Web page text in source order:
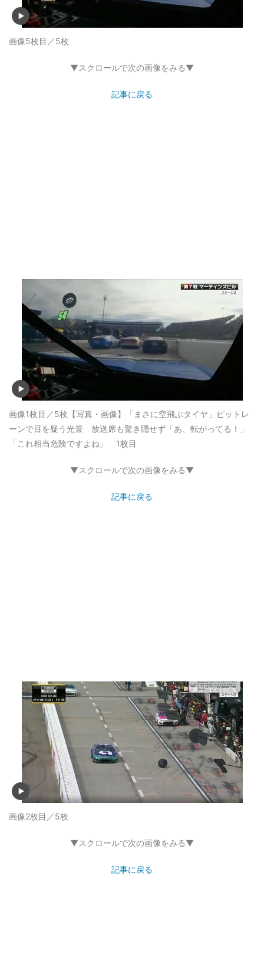
画像5枚目／5枚
▼スクロールで次の画像をみる▼
記事に戻る
画像1枚目／5枚 【写真・画像】「まさに空飛ぶタイヤ」ピットレ
ーンで目を疑う光景 放送席も驚き隠せず「あ、転がってる！」
「これ相当危険ですよね」 1枚目
▼スクロールで次の画像をみる▼
記事に戻る
画像2枚目／5枚
▼スクロールで次の画像をみる▼
記事に戻る